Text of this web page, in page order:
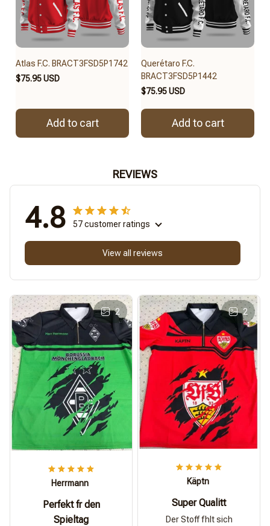
Atlas F.C. BRACT3FSD5P1742
$75.95 USD
Add to cart
Querétaro F.C.
BRACT3FSD5P1442
$75.95 USD
Add to cart
REVIEWS
4.8 57 customer ratings
View all reviews
2
Herrmann
Perfekt fr den
Spieltag
2
Käptn
Super Qualitt
Der Stoff fhlt sich